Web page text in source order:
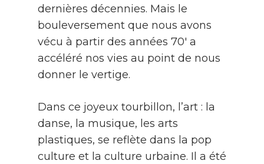
dernières décennies. Mais le
bouleversement que nous avons
vécu à partir des années 70′ a
accéléré nos vies au point de nous
donner le vertige.
Dans ce joyeux tourbillon, l’art : la
danse, la musique, les arts
plastiques, se reflète dans la pop
culture et la culture urbaine. Il a été